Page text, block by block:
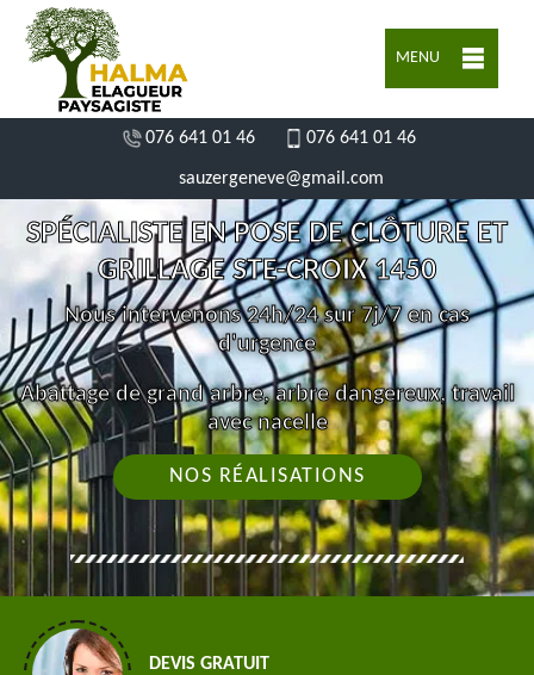
MENU
076 641 01 46 076 641 01 46
sauzergeneve@gmail.com
SPÉCIALISTE EN POSE DE CLÔTURE ET
GRILLAGE STE-CROIX 1450
Nous intervenons 24h/24 sur 7j/7 en cas
d'urgence
Abattage de grand arbre, arbre dangereux, travail
avec nacelle
NOS RÉALISATIONS
DEVIS GRATUIT